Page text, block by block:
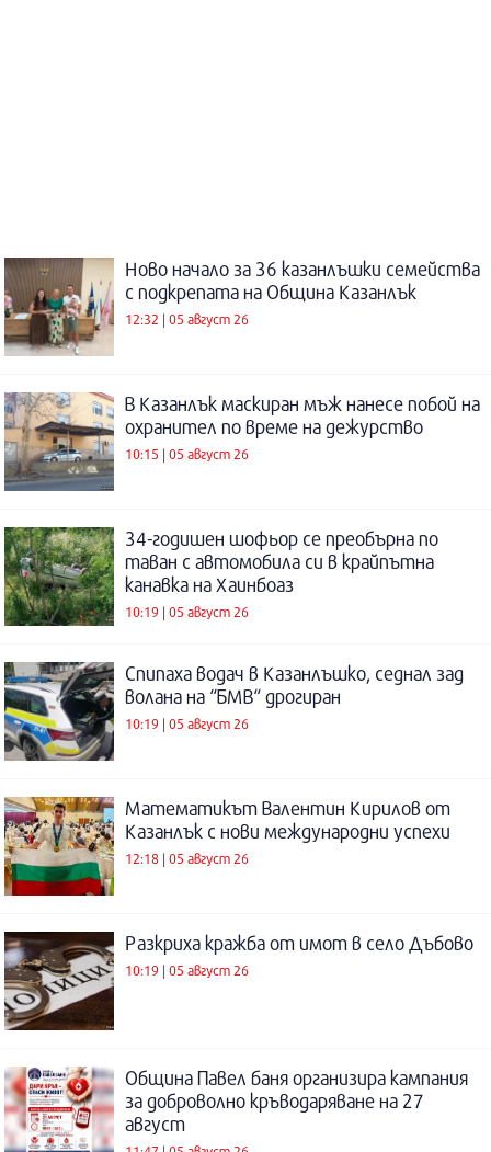
Ново начало за 36 казанлъшки семейства
с подкрепата на Община Казанлък
12:32 | 05 август 26
В Казанлък маскиран мъж нанесе побой на
охранител по време на дежурство
10:15 | 05 август 26
34-годишен шофьор се преобърна по
таван с автомобила си в крайпътна
канавка на Хаинбоаз
10:19 | 05 август 26
Спипаха водач в Казанлъшко, седнал зад
волана на “БМВ“ дрогиран
10:19 | 05 август 26
Математикът Валентин Кирилов от
Казанлък с нови международни успехи
12:18 | 05 август 26
Разкриха кражба от имот в село Дъбово
10:19 | 05 август 26
Община Павел баня организира кампания
за доброволно кръводаряване на 27
август